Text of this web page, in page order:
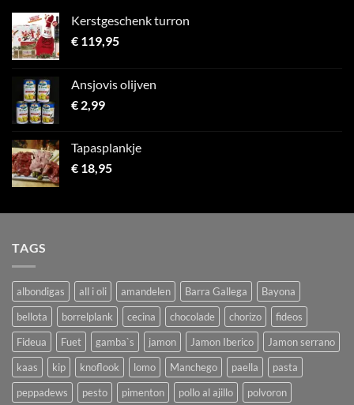
Kerstgeschenk turron
€ 119,95
Ansjovis olijven
€ 2,99
Tapasplankje
€ 18,95
TAGS
albondigas all i oli amandelen Barra Gallega
Bayona
bellota
borrelplank cecina chocolade chorizo
fideos
Fideua
Fuet gamba`s jamon Jamon Iberico
Jamon serrano
kaas
kip knoflook lomo Manchego paella
pasta
peppadews
pesto pimenton pollo al ajillo
polvoron